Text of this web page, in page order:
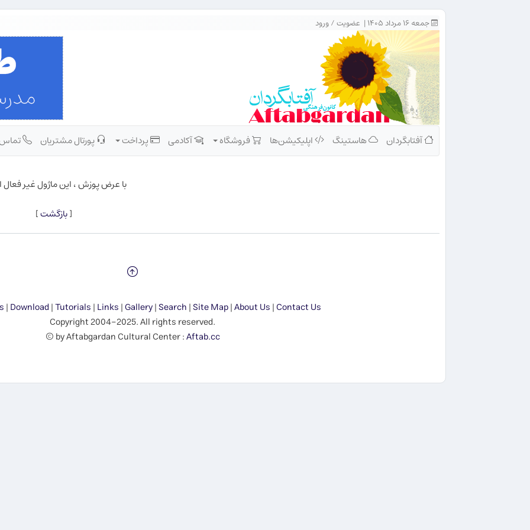
جمعه ۱۶ مرداد ۱۴۰۵ | عضویت/ورود
آفتابگردان هاستینگ اپلیکیشن‌ها فروشگاه آکادمی پرداخت پورتال مشتریان
با عرض پوزش ، این ماژول غیر
[بازگشت]
|Download|Tutorials|Links|Gallery|Search|Site Map|About Us|Contact Us
Copyright 2004-2025. All rights reserved.
© by Aftabgardan Cultural Center :Aftab.cc